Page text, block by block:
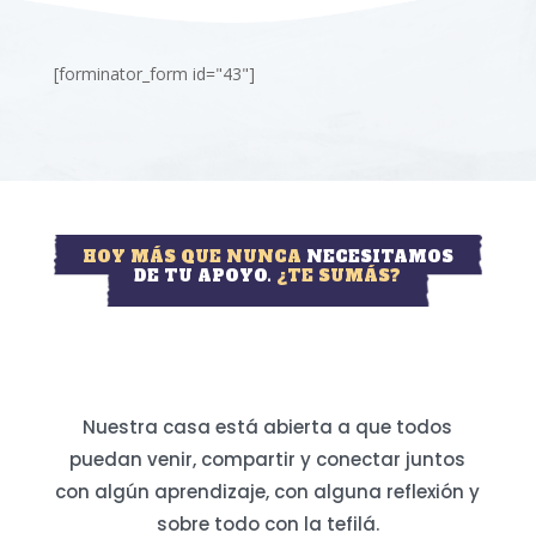
[forminator_form id="43"]
HOY MÁS QUE NUNCA NECESITAMOS
DE TU APOYO. ¿TE SUMÁS?
Nuestra casa está abierta a que todos
puedan venir, compartir y conectar juntos
con algún aprendizaje, con alguna reflexión y
sobre todo con la tefilá.